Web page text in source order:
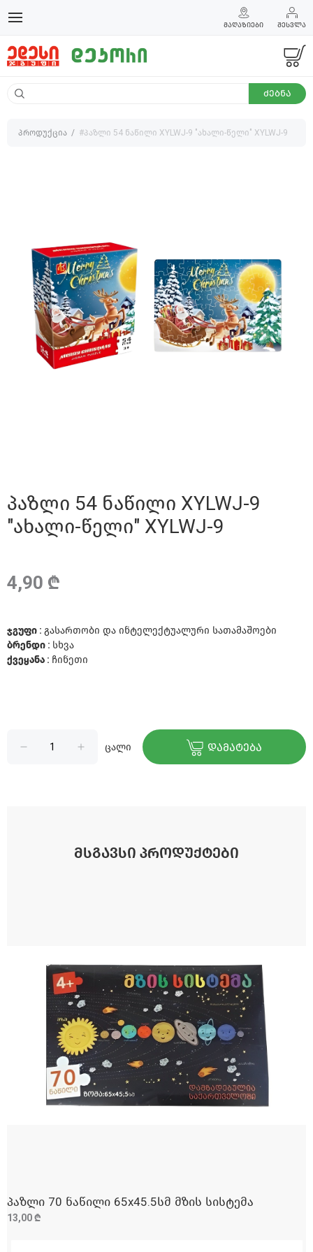
ᲛᲐᲦᲐᲖᲘᲔᲑᲘ ᲨᲔᲡᲕᲚᲐ
ᲫᲔᲑᲜᲐ
პროდუქცია #პაზლი 54 ნაწილი XYLWJ-9 "ახალი-წელი" XYLWJ-9
პაზლი 54 ნაწილი XYLWJ-9
"ახალი-წელი" XYLWJ-9
4,90 ₾
ჯგუფი : გასართობი და ინტელექტუალური სათამაშოები
ბრენდი : სხვა
ქვეყანა : ჩინეთი
ცალი ᲓᲐᲛᲐᲢᲔᲑᲐ
ᲛᲡᲒᲐᲕᲡᲘ ᲞᲠᲝᲓᲣᲥᲢᲔᲑᲘ
ᲓᲐᲛᲐᲢᲔᲑᲐ
პაზლი 70 ნაწილი 65x45.5სმ მზის სისტემა
13,00 ₾